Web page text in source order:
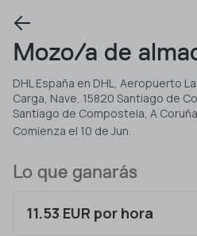
Mozo/a de
DHL España en DHL, Aeropuerto
Carga, Nave, 15820 Santiago de
Santiago de Compostela, A
Comienza el 10 de Jun.
Lo que ganarás
11.53 EUR por hora